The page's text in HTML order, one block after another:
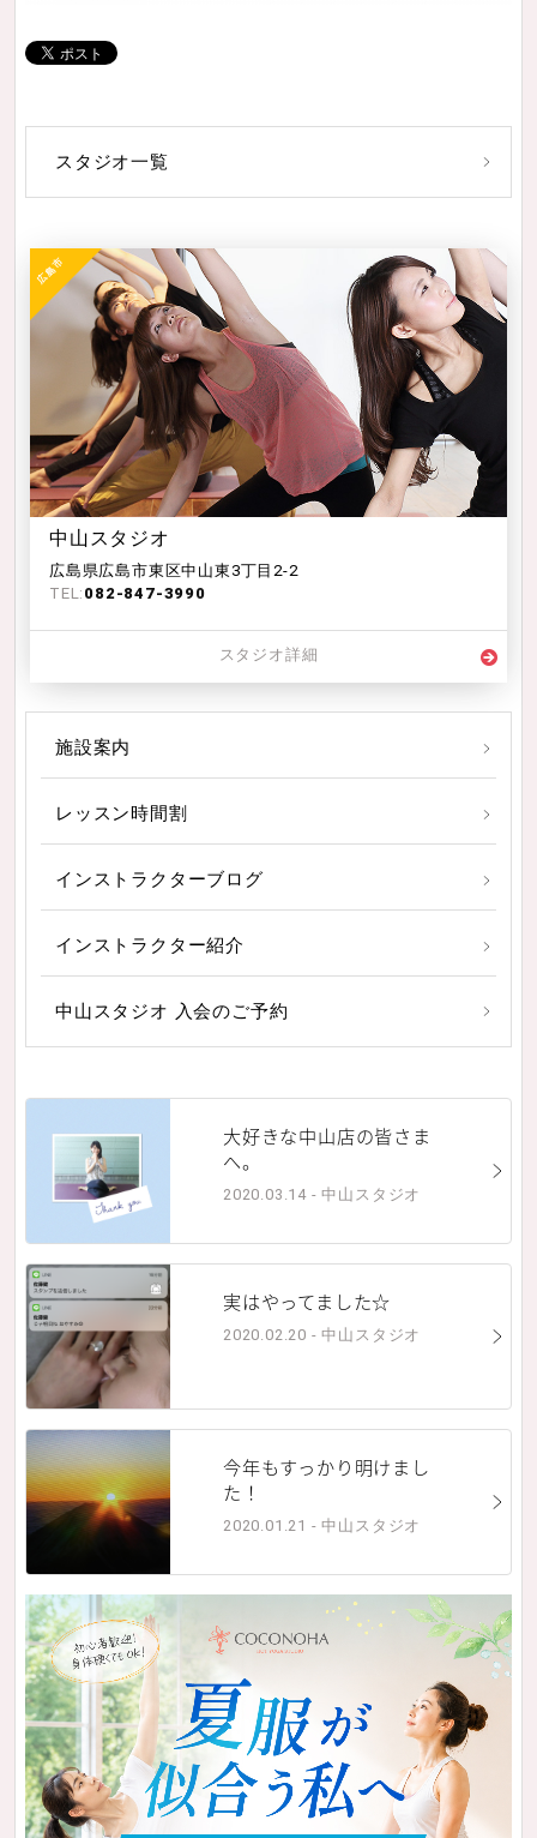
スタジオ一覧
中山スタジオ
広島県広島市東区中山東3丁目2-2
TEL: 082-847-3990
スタジオ詳細
施設案内
レッスン時間割
インストラクターブログ
インストラクター紹介
中山スタジオ 入会のご予約
大好きな中山店の皆さま
へ。
2020.03.14 - 中山スタジオ
実はやってました☆
2020.02.20 - 中山スタジオ
今年もすっかり明けまし
た！
2020.01.21 - 中山スタジオ